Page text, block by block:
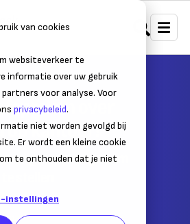
van cookies
websiteverkeer te
informatie over uw gebruik
voor analyse. Voor
privacybeleid.
niet worden gevolgd bij
Er wordt een kleine cookie
te onthouden dat je niet
instellingen
Hybride werken
over
op kantoor?
hulpvragen om
stellen